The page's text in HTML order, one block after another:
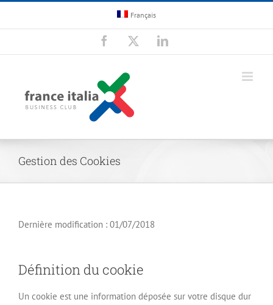
Français
Facebook LinkedIn
Gestion des Cookies
Dernière modification : 01/07/2018
Définition du cookie
Un cookie est une information déposée sur votre disque dur